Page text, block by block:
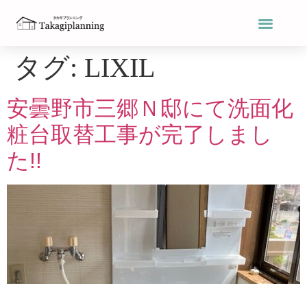
タグ: LIXIL
安曇野市三郷Ｎ邸にて洗面化
粧台取替工事が完了しまし
た!!